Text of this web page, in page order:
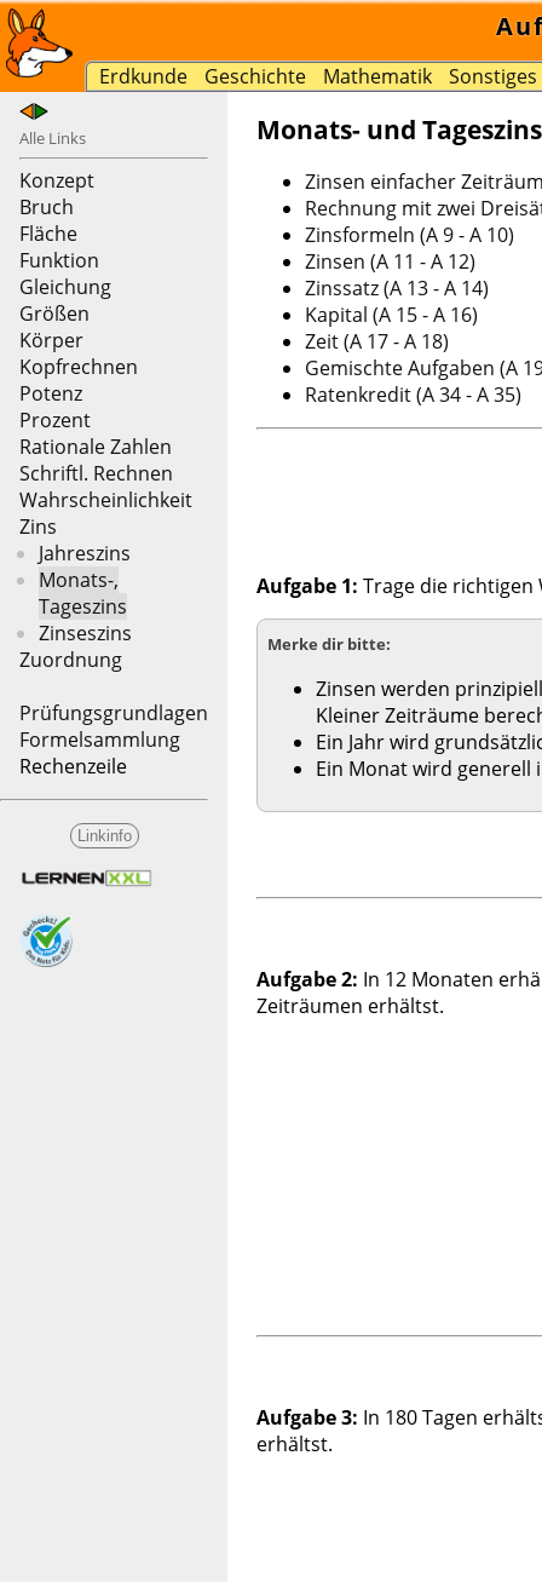
Erdkunde Geschichte Mathematik Sonstiges
Alle Links
Konzept
Bruch
Fläche
Funktion
Gleichung
Größen
Körper
Kopfrechnen
Potenz
Prozent
Rationale Zahlen
Schriftl. Rechnen
Wahrscheinlichkeit
Zins
Jahreszins
Monats-,
Tageszins
Zinseszins
Zuordnung
Prüfungsgrundlagen
Formelsammlung
Rechenzeile
Linkinfo
Monats- und Tageszins
Zinsen einfacher
Rechnung mit zwei
Zinsformeln (A 9 - A 10)
Zinsen (A 11 - A 12)
Zinssatz (A 13 - A 14)
Kapital (A 15 - A 16)
Zeit (A 17 - A 18)
Gemischte Aufgaben (A
Ratenkredit (A 34 - A 35)
Aufgabe 1: Trage die richtigen
Merke dir bitte:
Zinsen werden
Kleiner Zeiträume
Ein Jahr wird
Ein Monat wird generell
Aufgabe 2: In 12 Monaten
Zeiträumen erhältst.
Aufgabe 3: In 180 Tagen
erhältst.